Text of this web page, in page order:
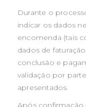
Durante o
indicar os dados
encomenda (tais
dados de
conclusão e
validação por
apresentados.
Após confirmação